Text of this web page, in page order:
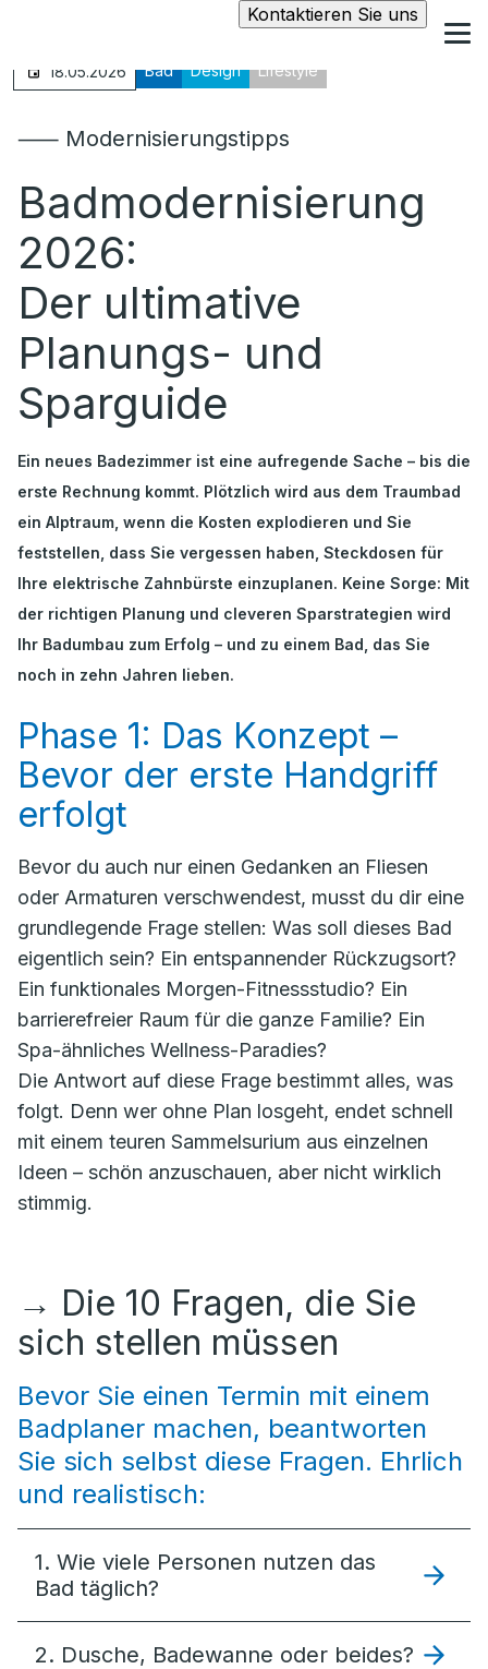
Kontaktieren Sie uns
18.05.2026 Bad Design Lifestyle
⸺ Modernisierungstipps
Badmodernisierung
2026:
Der ultimative
Planungs- und
Sparguide
Ein neues Badezimmer ist eine aufregende Sache – bis die
erste Rechnung kommt. Plötzlich wird aus dem Traumbad
ein Alptraum, wenn die Kosten explodieren und Sie
feststellen, dass Sie vergessen haben, Steckdosen für
Ihre elektrische Zahnbürste einzuplanen. Keine Sorge: Mit
der richtigen Planung und cleveren Sparstrategien wird
Ihr Badumbau zum Erfolg – und zu einem Bad, das Sie
noch in zehn Jahren lieben.
Phase 1: Das Konzept –
Bevor der erste Handgriff
erfolgt
Bevor du auch nur einen Gedanken an Fliesen
oder Armaturen verschwendest, musst du dir eine
grundlegende Frage stellen: Was soll dieses Bad
eigentlich sein? Ein entspannender Rückzugsort?
Ein funktionales Morgen-Fitnessstudio? Ein
barrierefreier Raum für die ganze Familie? Ein
Spa-ähnliches Wellness-Paradies?
Die Antwort auf diese Frage bestimmt alles, was
folgt. Denn wer ohne Plan losgeht, endet schnell
mit einem teuren Sammelsurium aus einzelnen
Ideen – schön anzuschauen, aber nicht wirklich
stimmig.
→ Die 10 Fragen, die Sie
sich stellen müssen
Bevor Sie einen Termin mit einem
Badplaner machen, beantworten
Sie sich selbst diese Fragen. Ehrlich
und realistisch:
1. Wie viele Personen nutzen das
Bad täglich?
2. Dusche, Badewanne oder beides?